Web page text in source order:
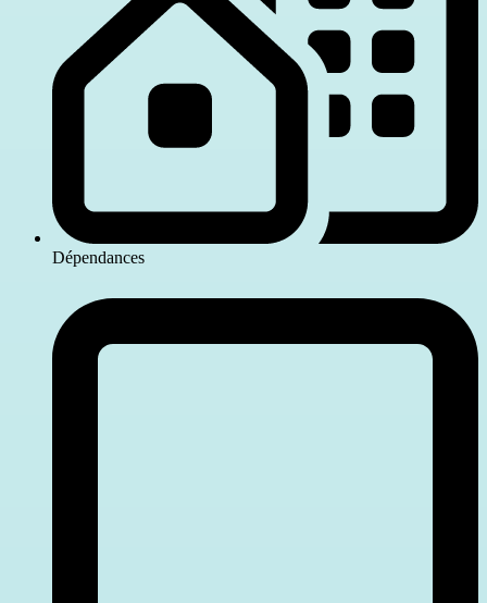
Dépendances